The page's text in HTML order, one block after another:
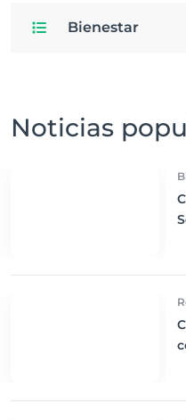
Bienestar
Noticias